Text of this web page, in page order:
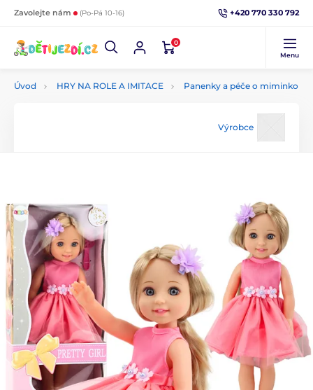
Zavolejte nám (Po-Pá 10-16) +420 770 330 792
0
Menu
Úvod HRY NA ROLE A IMITACE Panenky a péče o miminko
Výrobce